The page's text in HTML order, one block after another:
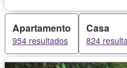
Apartamento
954 resultados
Casa
824